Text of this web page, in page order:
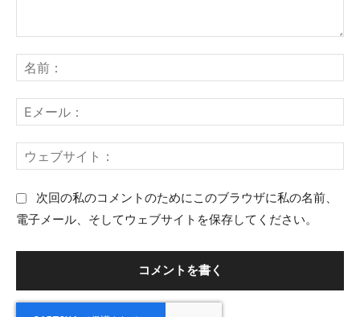
メ
ト
：
前
メ
ル
ェ
ト
次回の私のコメントのためにこのブラウザに私の名前、
電子メール、そしてウェブサイトを保存してください。